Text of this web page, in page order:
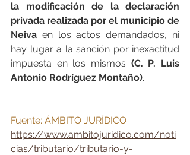
la modificación de la declaración
privada realizada por el municipio de
Neiva en los actos demandados, ni
hay lugar a la sanción por inexactitud
impuesta en los mismos (C. P. Luis
Antonio Rodríguez Montaño).
Fuente: ÁMBITO JURÍDICO
https://www.ambitojuridico.com/noti
cias/tributario/tributario-y-